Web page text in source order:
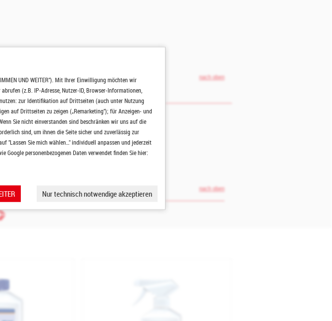
UND WEITER"). Mit Ihrer Einwilligung möchten wir
(z.B. IP-Adresse, Nutzer-ID, Browser-Informationen,
zur Identifikation auf Drittseiten (auch unter Nutzung
auf Drittseiten zu zeigen („Remarketing"); für Anzeigen- und
Sie nicht einverstanden sind beschränken wir uns auf die
sind, um ihnen die Seite sicher und zuverlässig zur
"Lassen Sie mich wählen…" individuell anpassen und jederzeit
personenbezogenen Daten verwendet finden Sie hier:
Nur technisch notwendige akzeptieren
nach oben
nach oben